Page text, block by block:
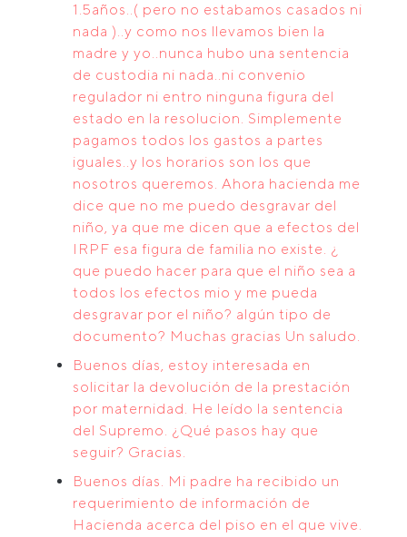
1.5años..( pero no estabamos casados ni
nada )..y como nos llevamos bien la
madre y yo..nunca hubo una sentencia
de custodia ni nada..ni convenio
regulador ni entro ninguna figura del
estado en la resolucion. Simplemente
pagamos todos los gastos a partes
iguales..y los horarios son los que
nosotros queremos. Ahora hacienda me
dice que no me puedo desgravar del
niño, ya que me dicen que a efectos del
IRPF esa figura de familia no existe. ¿
que puedo hacer para que el niño sea a
todos los efectos mio y me pueda
desgravar por el niño? algún tipo de
documento? Muchas gracias Un saludo.
Buenos días, estoy interesada en
solicitar la devolución de la prestación
por maternidad. He leído la sentencia
del Supremo. ¿Qué pasos hay que
seguir? Gracias.
Buenos días. Mi padre ha recibido un
requerimiento de información de
Hacienda acerca del piso en el que vive.